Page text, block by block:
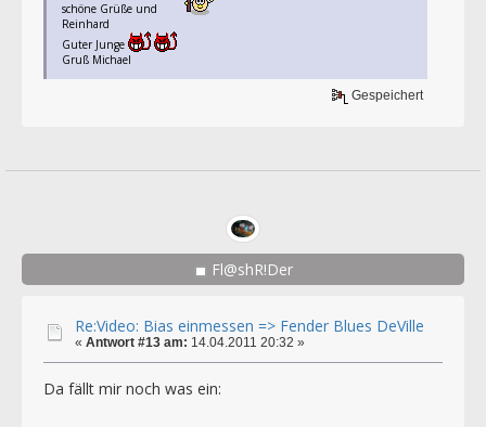
schöne Grüße und
Reinhard
Guter Junge
Gruß Michael
Gespeichert
Fl@shR!Der
Re:Video: Bias einmessen => Fender Blues DeVille
« Antwort #13 am: 14.04.2011 20:32 »
Da fällt mir noch was ein: